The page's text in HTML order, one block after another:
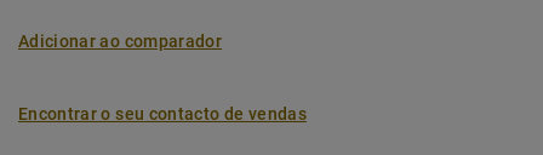
Adicionar ao comparador
Encontrar o seu contacto de vendas